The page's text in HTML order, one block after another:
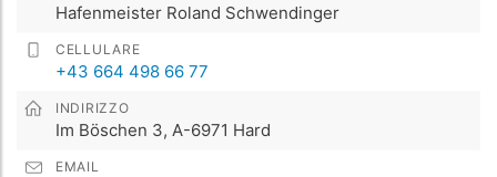
Hafenmeister Roland Schwendinger
CELLULARE
+43 664 498 66 77
INDIRIZZO
Im Böschen 3, A-6971 Hard
EMAIL